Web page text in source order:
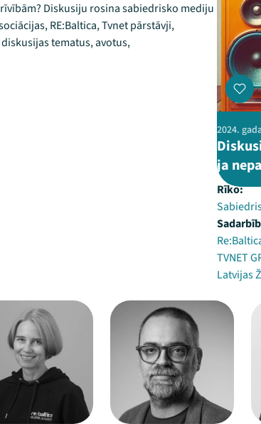
Diskusiju rosina sabiedrisko mediju
RE:Baltica, Tvnet pārstāvji,
tematus, avotus,
2024.
ja
Rīko:
TVNET
Latvijas